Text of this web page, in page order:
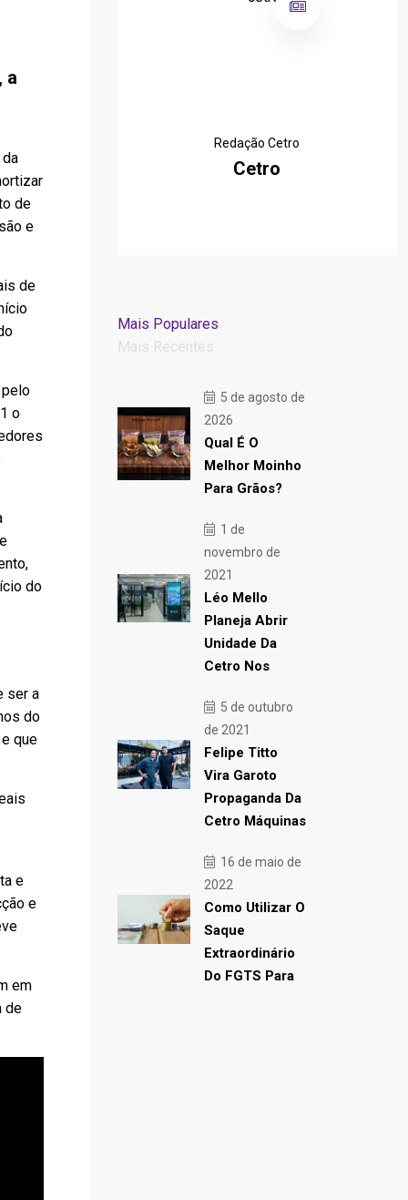
a
de
e
de
o
do
ser a
do
que
e
e
em
de
Redação Cetro
Cetro
Mais Populares
Mais Recentes
5 de agosto de
2026
Qual É O
Melhor Moinho
Para Grãos?
1 de
novembro de
2021
Léo Mello
Planeja Abrir
Unidade Da
Cetro Nos
5 de outubro
de 2021
Felipe Titto
Vira Garoto
Propaganda Da
Cetro Máquinas
16 de maio de
2022
Como Utilizar O
Saque
Extraordinário
Do FGTS Para